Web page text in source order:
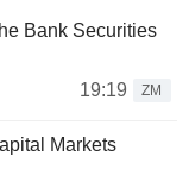
Bank Securities
19:19
ZM
Markets